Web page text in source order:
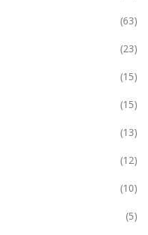
(63)
(23)
(15)
(15)
(13)
(12)
(10)
(5)